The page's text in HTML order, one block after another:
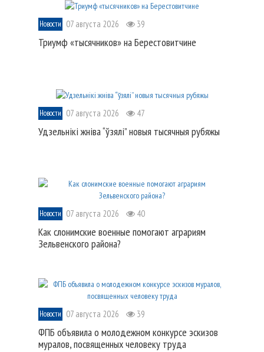
Новости 07 августа 2026 39
Триумф «тысячников» на Берестовитчине
Новости 07 августа 2026 47
Удзельнікі жніва “ўзялі” новыя тысячныя рубяжы
Новости 07 августа 2026 40
Как слонимские военные помогают аграриям
Зельвенского района?
Новости 07 августа 2026 39
ФПБ объявила о молодежном конкурсе эскизов
муралов, посвященных человеку труда